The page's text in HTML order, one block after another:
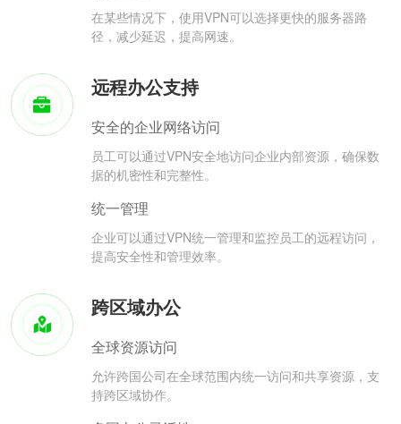
在某些情况下，使用VPN可以选择更快的服务器路
径，减少延迟，提高网速。
远程办公支持
安全的企业网络访问
员工可以通过VPN安全地访问企业内部资源，确保数
据的机密性和完整性。
统一管理
企业可以通过VPN统一管理和监控员工的远程访问，
提高安全性和管理效率。
跨区域办公
全球资源访问
允许跨国公司在全球范围内统一访问和共享资源，支
持跨区域协作。